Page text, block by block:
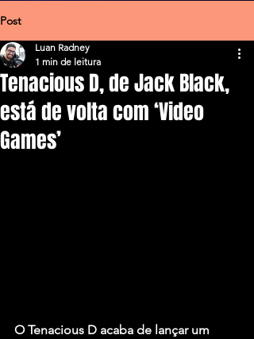
Post
Tenacious D, de Jack Black,
está de volta com ‘Video
Games’
Luan Radney
1 min de leitura
O Tenacious D acaba de lançar um